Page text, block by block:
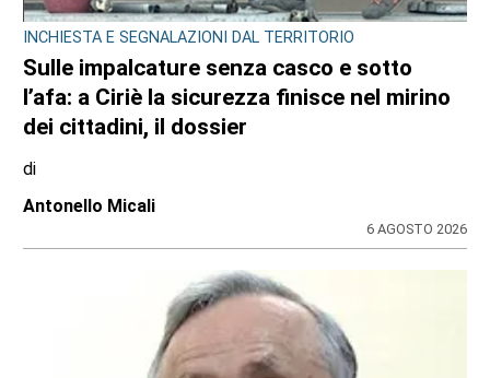
INCHIESTA E SEGNALAZIONI DAL TERRITORIO
Sulle impalcature senza casco e sotto
l’afa: a Ciriè la sicurezza finisce nel mirino
dei cittadini, il dossier
di
Antonello Micali
6 AGOSTO 2026